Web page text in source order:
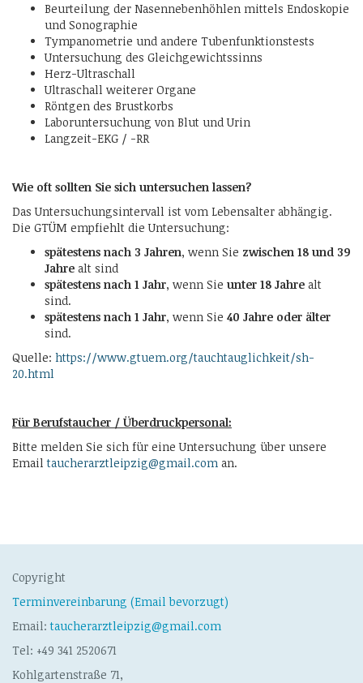
Beurteilung der Nasennebenhöhlen mittels Endoskopie
und Sonographie
Tympanometrie und andere Tubenfunktionstests
Untersuchung des Gleichgewichtssinns
Herz-Ultraschall
Ultraschall weiterer Organe
Röntgen des Brustkorbs
Laboruntersuchung von Blut und Urin
Langzeit-EKG / -RR
Wie oft sollten Sie sich untersuchen lassen?
Das Untersuchungsintervall ist vom Lebensalter abhängig.
Die GTÜM empfiehlt die Untersuchung:
spätestens nach 3 Jahren, wenn Sie zwischen 18 und 39
Jahre alt sind
spätestens nach 1 Jahr, wenn Sie unter 18 Jahre alt
sind.
spätestens nach 1 Jahr, wenn Sie 40 Jahre oder älter
sind.
Quelle: https://www.gtuem.org/tauchtauglichkeit/sh-
20.html
Für Berufstaucher / Überdruckpersonal:
Bitte melden Sie sich für eine Untersuchung über unsere
Emailtaucherarztleipzig@gmail.com an.
Copyright
Terminvereinbarung (Email bevorzugt)
Email:taucherarztleipzig@gmail.com
Tel: +49 341 2520671
Kohlgartenstraße 71,